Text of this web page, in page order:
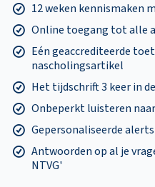
12 weken kennismaken
Online toegang tot alle
Eén geaccrediteerde
nascholingsartikel
Het tijdschrift 3 keer in
Onbeperkt luisteren
Gepersonaliseerde
Antwoorden op al je
NTVG'